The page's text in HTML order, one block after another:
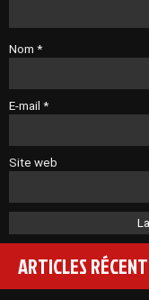
Nom *
E-mail *
Site web
ARTICLES